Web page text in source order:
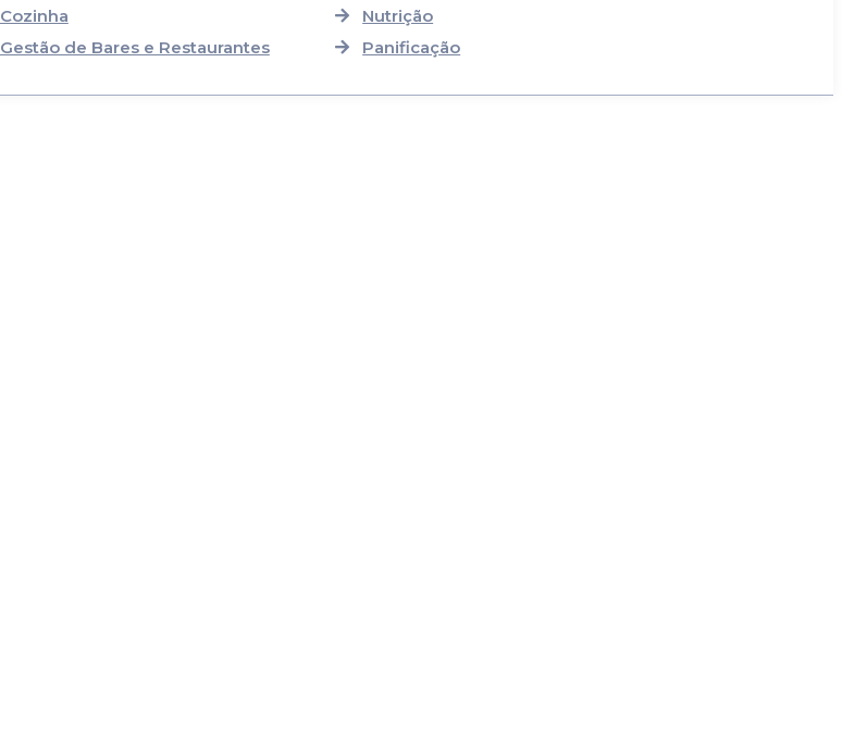
Cozinha
Gestão de Bares e Restaurantes
Nutrição
Panificação